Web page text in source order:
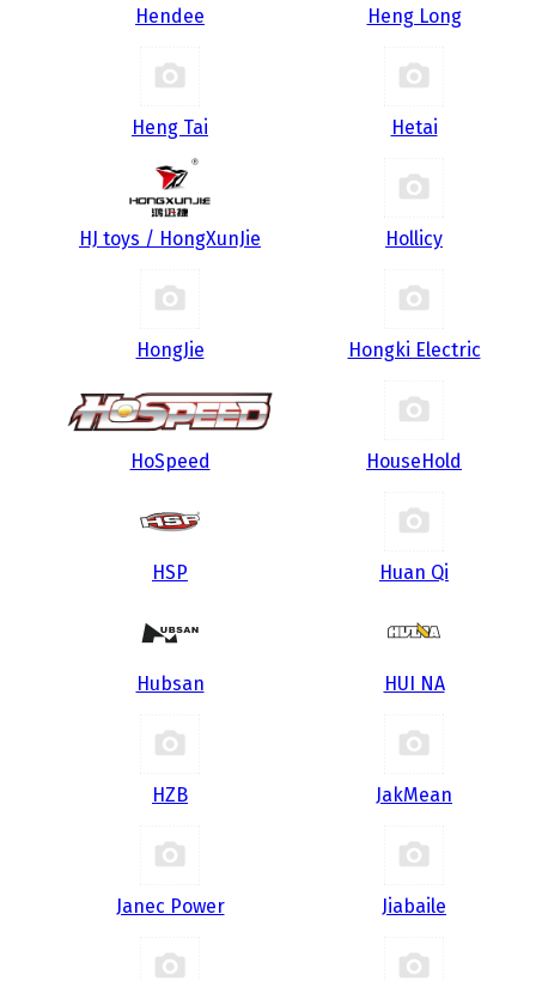
Hendee Heng Long
Heng Tai Hetai
HJ toys / HongXunJie Hollicy
HongJie Hongki Electric
HoSpeed HouseHold
HSP Huan Qi
Hubsan HUI NA
HZB JakMean
Janec Power Jiabaile